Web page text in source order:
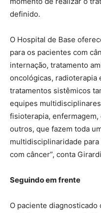
definido.
O Hospital de Base
para os pacientes com
internação, tratamento
oncológicas, radioterapia
tratamentos sistêmicos
equipes
fisioterapia,
outros, que fazem toda
multidisciplinaridade
com câncer”, conta
Seguindo em frente
O paciente